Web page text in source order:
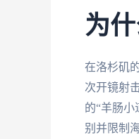
为
在洛杉矶
次开镜射
的“羊肠
别并限制